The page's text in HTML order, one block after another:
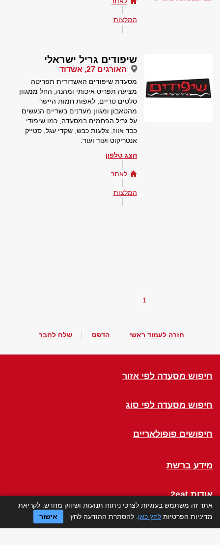
המלצות
שיפודים גריל ישראלי
האורגים 27, אשדוד
מסעדת שיפודים האשדודית תפריטה
מציעה תפריט איכותי ומהנה, החל ממגוון
סלטים טריים, לאפות חמות היישר
מהטאבון ומגוון מעדנים בשריים הנעשים
על גריל הפחמים במסעדה, כמו שיפודי
כבד אווז, צלעות כבש, שקדי עגל, סטייק
אנטריקוט ועוד ועוד.
הצג טלפון
לאתר
המלצות
1
חזרה לעמוד ראשי הדפס שלח לחבר
חיפוש מסעדה לפי אזור
חיפוש מסעדה לפי סוג
חיפושים פופולאריים
מידע ברשת
אודות 2eat
Click a Table
אתר זה משתמש בעוגיות לצרכי ניתוח תנועות ושיווק מחדש. לקריאת
מדיניות הפרטיות לחץ כאן . להסתרת ההודעה לחץ אישור